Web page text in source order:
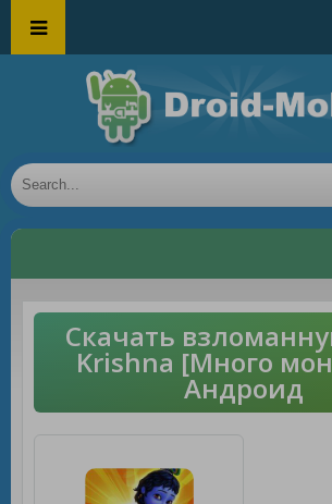
Скачать
Krishna [Много
Андроид